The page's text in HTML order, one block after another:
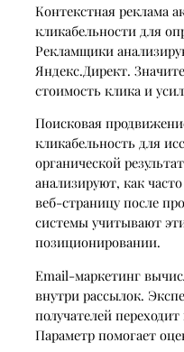
Контекстная реклама
кликабельности для
Рекламщики
Яндекс.Директ.
стоимость клика и
Поисковая
кликабельность для
органической
анализируют, как
веб-страницу после
системы учитывают
позиционировании.
Email-маркетинг
внутри рассылок.
получателей
Параметр помогает